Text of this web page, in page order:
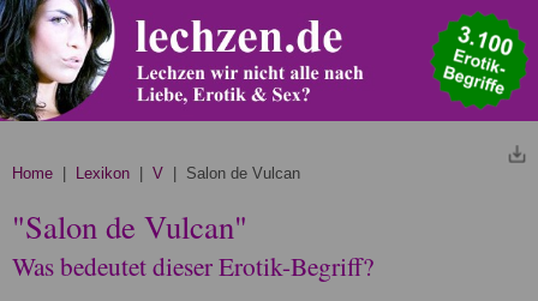
Home Lexikon V | Salon de Vulcan
"Salon de Vulcan"
Was bedeutet dieser Erotik-Begriff?